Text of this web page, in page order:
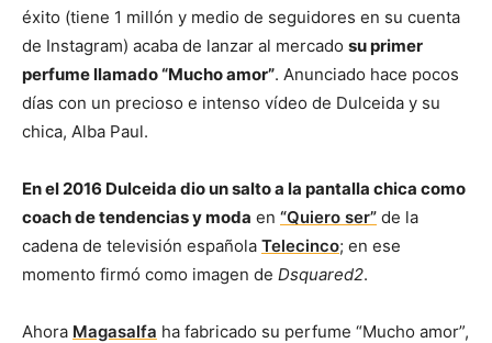
éxito (tiene 1 millón y medio de seguidores en su cuenta
de Instagram) acaba de lanzar al mercado su primer
perfume llamado “Mucho amor”. Anunciado hace pocos
días con un precioso e intenso vídeo de Dulceida y su
chica, Alba Paul.
En el 2016 Dulceida dio un salto a la pantalla chica como
coach de tendencias y moda en “Quiero ser” de la
cadena de televisión española Telecinco; en ese
momento firmó como imagen de Dsquared2.
Ahora Magasalfa ha fabricado su perfume “Mucho amor”,